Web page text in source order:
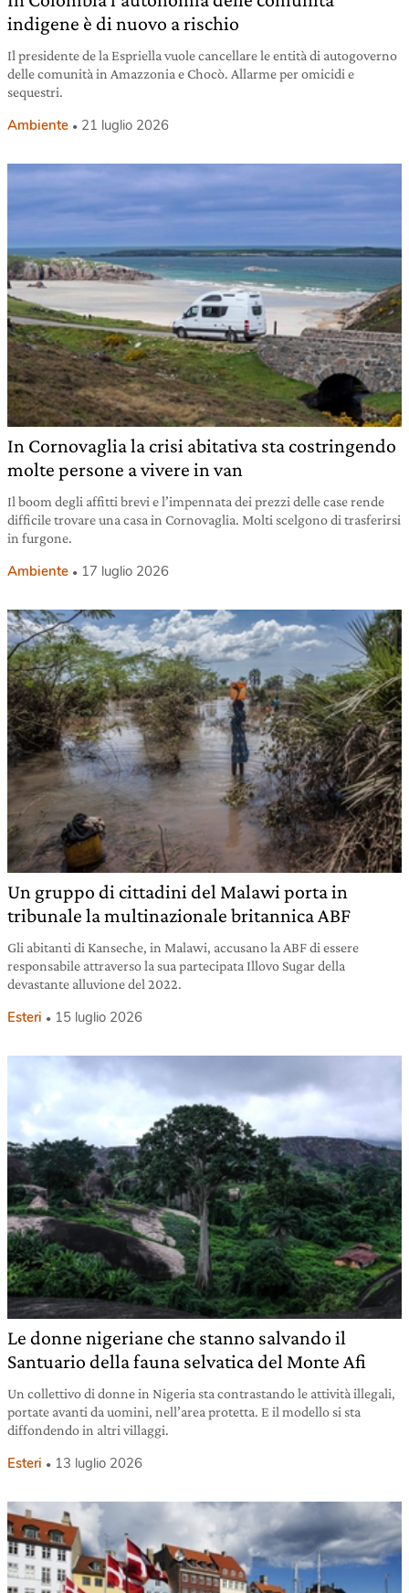
indigene è di nuovo a rischio
Il presidente de la Espriella vuole cancellare le entità di autogoverno
delle comunità in Amazzonia e Chocò. Allarme per omicidi e
sequestri.
Ambiente 21 luglio 2026
In Cornovaglia la crisi abitativa sta costringendo
molte persone a vivere in van
Il boom degli affitti brevi e l’impennata dei prezzi delle case rende
difficile trovare una casa in Cornovaglia. Molti scelgono di trasferirsi
in furgone.
Ambiente 17 luglio 2026
Un gruppo di cittadini del Malawi porta in
tribunale la multinazionale britannica ABF
Gli abitanti di Kanseche, in Malawi, accusano la ABF di essere
responsabile attraverso la sua partecipata Illovo Sugar della
devastante alluvione del 2022.
Esteri 15 luglio 2026
Le donne nigeriane che stanno salvando il
Santuario della fauna selvatica del Monte Afi
Un collettivo di donne in Nigeria sta contrastando le attività illegali,
portate avanti da uomini, nell’area protetta. E il modello si sta
diffondendo in altri villaggi.
Esteri 13 luglio 2026